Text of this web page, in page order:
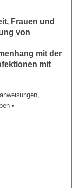
Frauen und
von
mit der
mit
•